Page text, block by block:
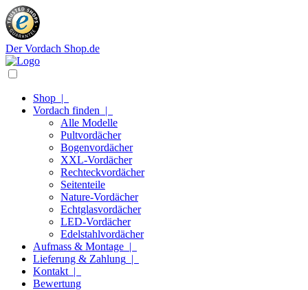
Der Vordach Shop.de
Shop |
Vordach finden |
Alle Modelle
Pultvordächer
Bogenvordächer
XXL-Vordächer
Rechteckvordächer
Seitenteile
Nature-Vordächer
Echtglasvordächer
LED-Vordächer
Edelstahlvordächer
Aufmass & Montage |
Lieferung & Zahlung |
Kontakt |
Bewertung